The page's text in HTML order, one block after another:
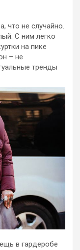
что не случайно.
С ним легко
на пике
– не
тренды
в гардеробе